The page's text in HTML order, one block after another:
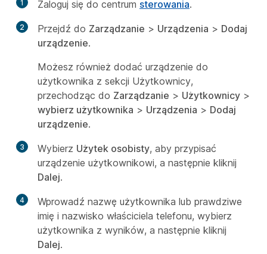
1 Zaloguj się do centrum sterowania.
2 Przejdź do Zarządzanie > Urządzenia > Dodaj
urządzenie.
Możesz również dodać urządzenie do
użytkownika z sekcji Użytkownicy,
przechodząc do Zarządzanie > Użytkownicy >
wybierz użytkownika > Urządzenia > Dodaj
urządzenie.
3 Wybierz Użytek osobisty, aby przypisać
urządzenie użytkownikowi, a następnie kliknij
Dalej.
4
Wprowadź nazwę użytkownika lub prawdziwe
imię i nazwisko właściciela telefonu, wybierz
użytkownika z wyników, a następnie kliknij
Dalej.